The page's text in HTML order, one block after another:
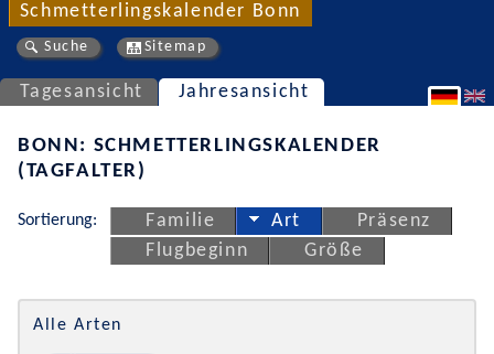
Schmetterlingskalender Bonn
Suche Sitemap
Tagesansicht Jahresansicht
BONN: SCHMETTERLINGSKALENDER
(TAGFALTER)
Sortierung: Familie Art
Präsenz
Flugbeginn
Größe
Alle Arten